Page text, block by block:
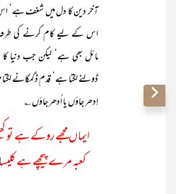
آخر دین کا دل میں شغف ہے‘
اس کے لیے کام کرنے کی
مائل بھی ہے‘ لیکن جب دنیا
ڈولنے لگتا ہے‘ قدم ڈگمگانے
اِدھر جاؤں یا اُدھر جاؤں ؎
ایماں مجھے روکے ہے تو
کعبہ مرے پیچھے ہے